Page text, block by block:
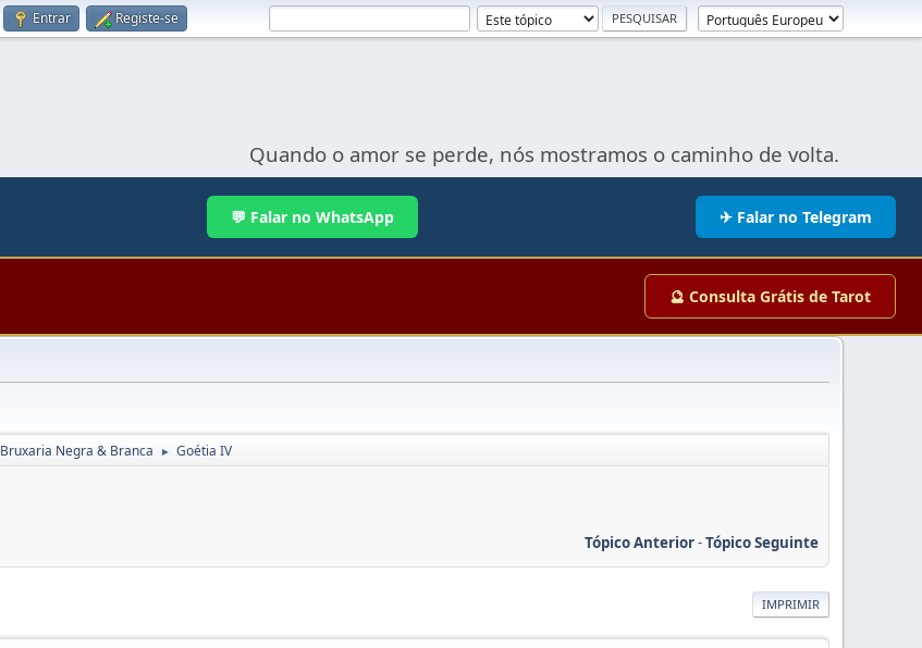
Entrar Registe-se
Quando o amor se perde, nós mostramos o caminho de volta.
💬 Falar no WhatsApp ✈ Falar no Telegram
🔮 Consulta Grátis de Tarot
Bruxaria Negra & Branca ► Goétia IV
Tópico Anterior-Tópico Seguinte
IMPRIMIR